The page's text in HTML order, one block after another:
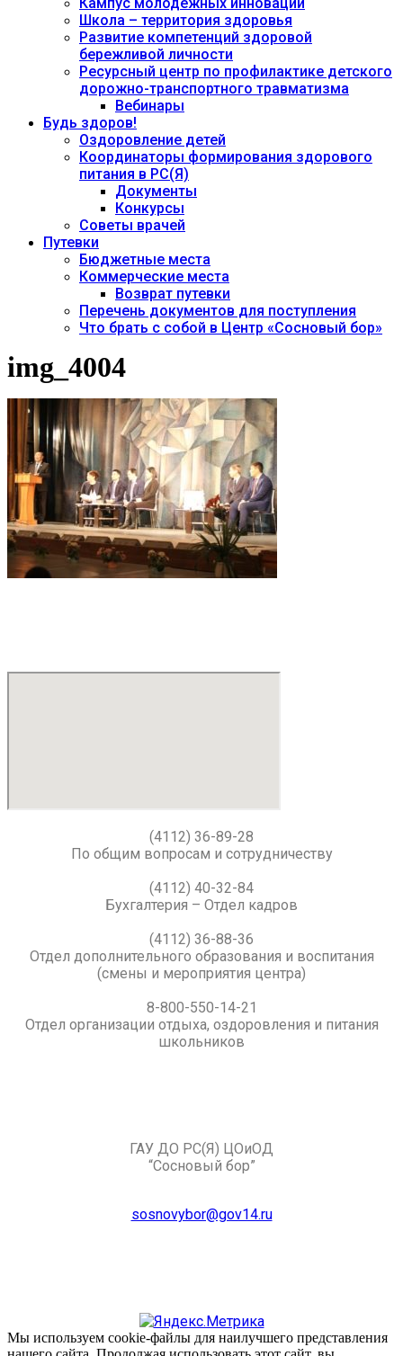
Школа – территория здоровья
Развитие компетенций здоровой
бережливой личности
Ресурсный центр по профилактике детского
дорожно-транспортного травматизма
Вебинары
Будь здоров!
Оздоровление детей
Координаторы формирования здорового
питания в РС(Я)
Документы
Конкурсы
Советы врачей
Путевки
Бюджетные места
Коммерческие места
Возврат путевки
Перечень документов для поступления
Что брать с собой в Центр «Сосновый бор»
img_4004
(4112) 36-89-28
По общим вопросам и сотрудничеству
(4112) 40-32-84
Бухгалтерия – Отдел кадров
(4112) 36-88-36
Отдел дополнительного образования и воспитания
(смены и мероприятия центра)
8-800-550-14-21
Отдел организации отдыха, оздоровления и питания
школьников
ГАУ ДО РС(Я) ЦОиОД
“Сосновый бор”
sosnovybor@gov14.ru
Мы используем cookie-файлы для наилучшего представления